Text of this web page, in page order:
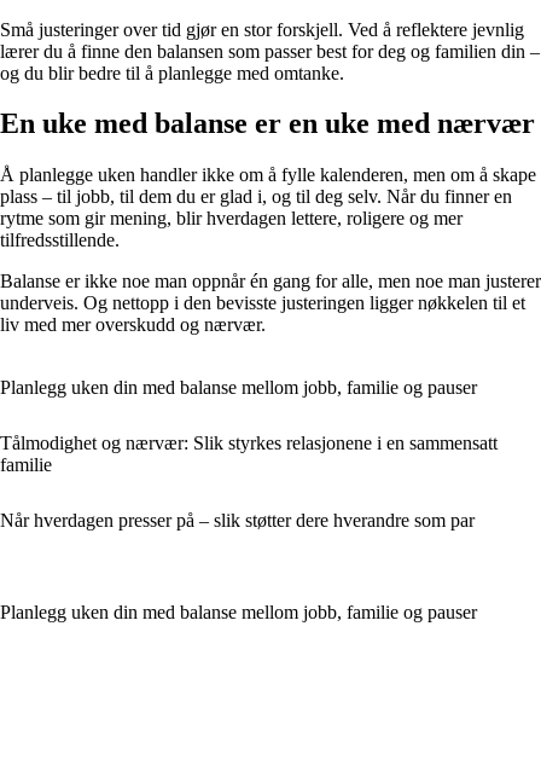
Små justeringer over tid gjør en stor forskjell. Ved å reflektere jevnlig
lærer du å finne den balansen som passer best for deg og familien din –
og du blir bedre til å planlegge med omtanke.
En uke med balanse er en uke med nærvær
Å planlegge uken handler ikke om å fylle kalenderen, men om å skape
plass – til jobb, til dem du er glad i, og til deg selv. Når du finner en
rytme som gir mening, blir hverdagen lettere, roligere og mer
tilfredsstillende.
Balanse er ikke noe man oppnår én gang for alle, men noe man justerer
underveis. Og nettopp i den bevisste justeringen ligger nøkkelen til et
liv med mer overskudd og nærvær.
Planlegg uken din med balanse mellom jobb, familie og pauser
Tålmodighet og nærvær: Slik styrkes relasjonene i en sammensatt
familie
Når hverdagen presser på – slik støtter dere hverandre som par
Planlegg uken din med balanse mellom jobb, familie og pauser